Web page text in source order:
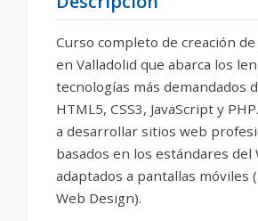
Curso completo de creación
en Valladolid que abarca los
tecnologías más demandados
HTML5, CSS3, JavaScript y
a desarrollar sitios web
basados en los estándares del
adaptados a pantallas móviles
Web Design).